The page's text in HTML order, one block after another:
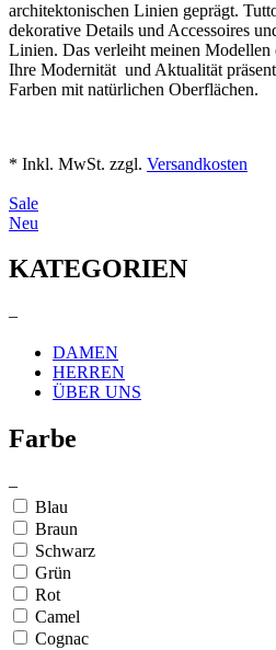
architektonischen Linien geprägt.
dekorative Details und Accessoires
Linien. Das verleiht meinen Modellen
Ihre Modernität und Aktualität
Farben mit natürlichen Oberflächen.
* Inkl. MwSt. zzgl. Versandkosten
Sale
Neu
KATEGORIEN
–
DAMEN
HERREN
ÜBER UNS
Farbe
–
Blau
Braun
Schwarz
Grün
Rot
Camel
Cognac